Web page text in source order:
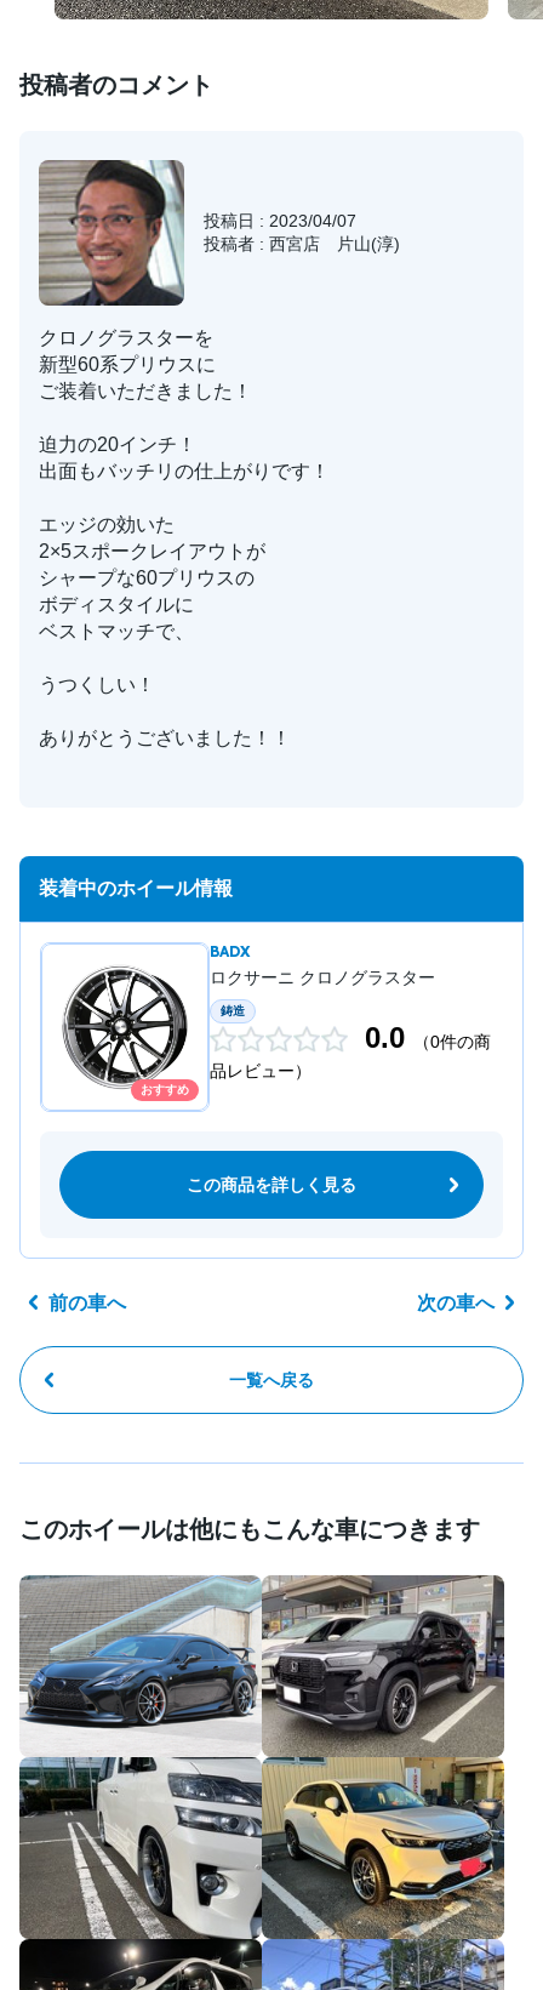
投稿者のコメント
投稿日 : 2023/04/07
投稿者 : 西宮店 片山(淳)
クロノグラスターを
新型60系プリウスに
ご装着いただきました！
迫力の20インチ！
出面もバッチリの仕上がりです！
エッジの効いた
2×5スポークレイアウトが
シャープな60プリウスの
ボディスタイルに
ベストマッチで、
うつくしい！
ありがとうございました！！
装着中のホイール情報
おすすめ
BADX
ロクサーニ クロノグラスター
鋳造
0.0
（0件の商
品レビュー）
この商品を詳しく見る
前の車へ
一覧へ戻る
次の車へ
このホイールは他にもこんな車につきます